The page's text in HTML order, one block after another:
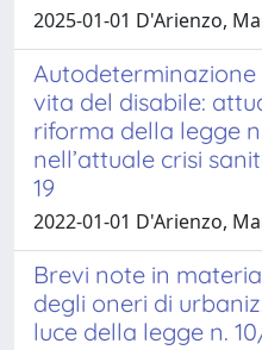
2025-01-01 D'Arienzo,
vita del disabile:
riforma della legge
nell’attuale crisi
19
2022-01-01 D'Arienzo,
Brevi note in
degli oneri di
luce della legge n.